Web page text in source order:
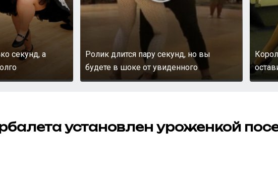
секунд, а
Ролик длится пару секунд, но вы
будете в шоке от увиденного
установлен уроженкой